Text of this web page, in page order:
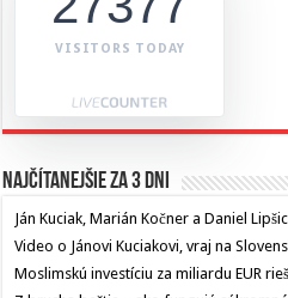
VISITORS TODAY
Najčítanejšie za 3 dni
Ján Kuciak, Marián Kočner a Daniel
Video o Jánovi Kuciakovi, vraj na
Moslimskú investíciu za miliardu EUR